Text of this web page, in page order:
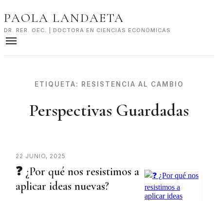
to
PAOLA LANDAETA
DR. RER. OEC. | DOCTORA EN CIENCIAS ECONÓMICAS
ETIQUETA: RESISTENCIA AL CAMBIO
Perspectivas Guardadas
22 JUNIO, 2025
❓ ¿Por qué nos resistimos a
aplicar ideas nuevas?